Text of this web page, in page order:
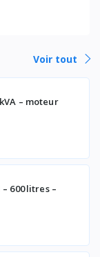
Voir tout
– moteur
600 litres –